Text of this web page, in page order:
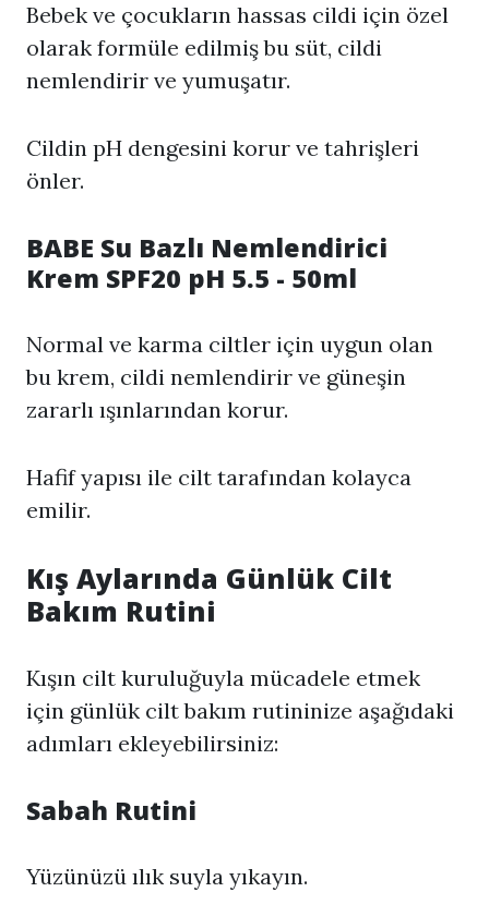
Bebek ve çocukların hassas cildi için özel
olarak formüle edilmiş bu süt, cildi
nemlendirir ve yumuşatır.
Cildin pH dengesini korur ve tahrişleri
önler.
BABE Su Bazlı Nemlendirici
Krem SPF20 pH 5.5 - 50ml
Normal ve karma ciltler için uygun olan
bu krem, cildi nemlendirir ve güneşin
zararlı ışınlarından korur.
Hafif yapısı ile cilt tarafından kolayca
emilir.
Kış Aylarında Günlük Cilt
Bakım Rutini
Kışın cilt kuruluğuyla mücadele etmek
için günlük cilt bakım rutininize aşağıdaki
adımları ekleyebilirsiniz:
Sabah Rutini
Yüzünüzü ılık suyla yıkayın.